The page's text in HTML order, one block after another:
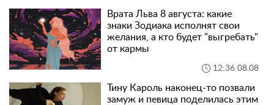
Врата Льва 8 августа: какие
знаки Зодиака исполнят свои
желания, а кто будет "выгребать"
от кармы
12:36 08.08
Тину Кароль наконец-то позвали
замуж и певица поделилась этим